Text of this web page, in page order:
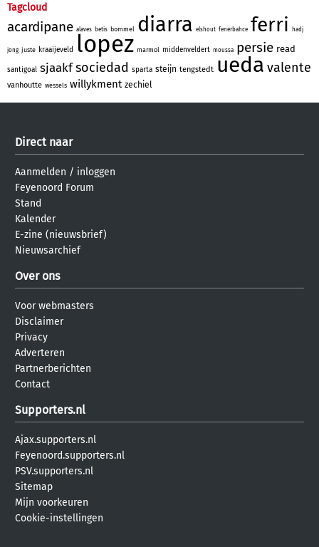
Tagcloud
acardipane alaves betis bommel diarra elshout fenerbahce ferri hadj
jong juste kraaijeveld lopez marmol middenveldert moussa persie read
santigoal sjaakfsociedad sparta steijn tengstedt ueda valente
vanhoutte wessels willykment zechiel
Direct naar
Aanmelden / inloggen
Feyenoord Forum
Stand
Kalender
E-zine (nieuwsbrief)
Nieuwsarchief
Over ons
Voor webmasters
Disclaimer
Privacy
Adverteren
Partnerberichten
Contact
Supporters.nl
Ajax.supporters.nl
Feyenoord.supporters.nl
PSV.supporters.nl
Sitemap
Mijn voorkeuren
Cookie-instellingen